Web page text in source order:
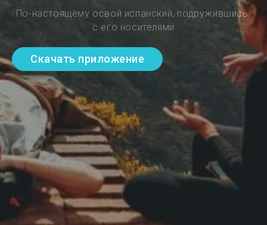
По-настоящему освой испанский, подружившись
с его носителями
Скачать приложение